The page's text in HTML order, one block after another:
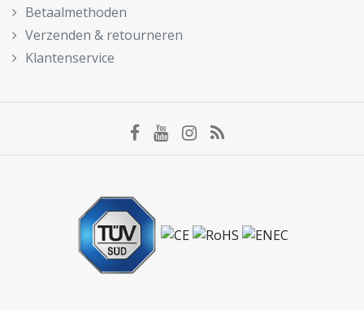
Betaalmethoden
Verzenden & retourneren
Klantenservice